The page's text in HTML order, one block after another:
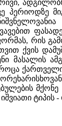
პერიოდზე
რის
ქვის
მასალის
როცა
მქონე